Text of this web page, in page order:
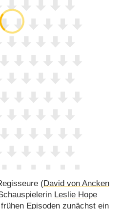
(David von Ancken
Leslie Hope
Episoden zunächst ein